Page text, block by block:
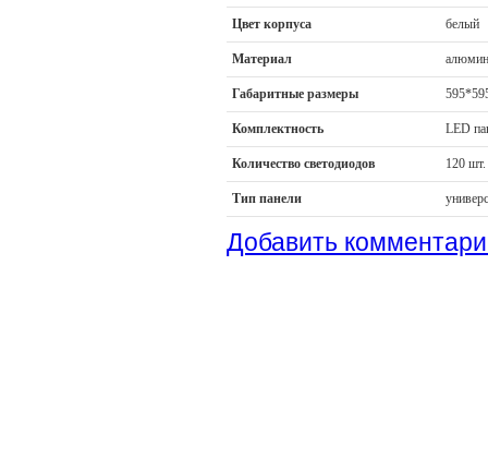
Цвет корпуса белый
Материал
Габаритные размеры
Комплектность LED
Количество светодиодов 120 шт.
Тип панели
Добавить